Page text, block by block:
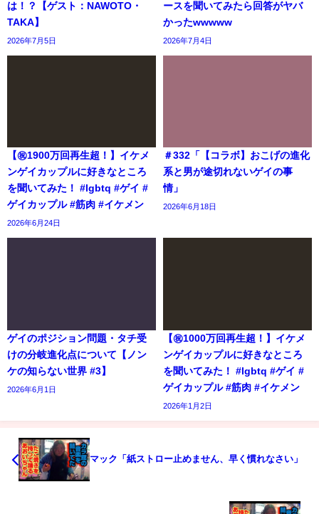
は！？【ゲスト：NAWOTO・
TAKA】
2026年7月5日
ースを聞いてみたら回答がヤバ
かったwwwww
2026年7月4日
【㊗️1900万回再生超！】イケメ
ンゲイカップルに好きなところ
を聞いてみた！ #lgbtq #ゲイ #
ゲイカップル #筋肉 #イケメン
2026年6月24日
＃332「【コラボ】おこげの進化
系と男が途切れないゲイの事
情」
2026年6月18日
ゲイのポジション問題・タチ受
けの分岐進化点について【ノン
ケの知らない世界 #3】
2026年6月1日
【㊗️1000万回再生超！】イケメ
ンゲイカップルに好きなところ
を聞いてみた！ #lgbtq #ゲイ #
ゲイカップル #筋肉 #イケメン
2026年1月2日
マック「紙ストロー止めません、早く慣れなさい」